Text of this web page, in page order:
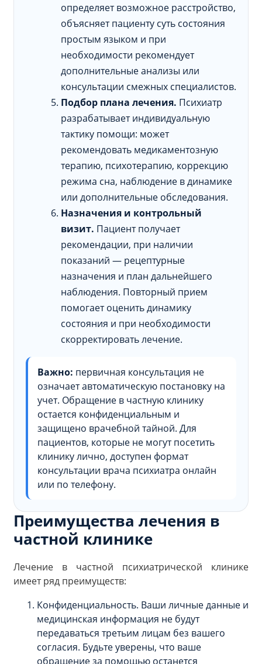
определяет возможное расстройство,
объясняет пациенту суть состояния
простым языком и при
необходимости рекомендует
дополнительные анализы или
консультации смежных специалистов.
Подбор плана лечения. Психиатр
разрабатывает индивидуальную
тактику помощи: может
рекомендовать медикаментозную
терапию, психотерапию, коррекцию
режима сна, наблюдение в динамике
или дополнительные обследования.
Назначения и контрольный
визит. Пациент получает
рекомендации, при наличии
показаний — рецептурные
назначения и план дальнейшего
наблюдения. Повторный прием
помогает оценить динамику
состояния и при необходимости
скорректировать лечение.
Важно: первичная консультация не
означает автоматическую постановку на
учет. Обращение в частную клинику
остается конфиденциальным и
защищено врачебной тайной. Для
пациентов, которые не могут посетить
клинику лично, доступен формат
консультации врача психиатра онлайн
или по телефону.
Преимущества лечения в
частной клинике
Лечение в частной психиатрической клинике
имеет ряд преимуществ:
Конфиденциальность. Ваши личные данные и
медицинская информация не будут
передаваться третьим лицам без вашего
согласия. Будьте уверены, что ваше
обращение за помощью останется